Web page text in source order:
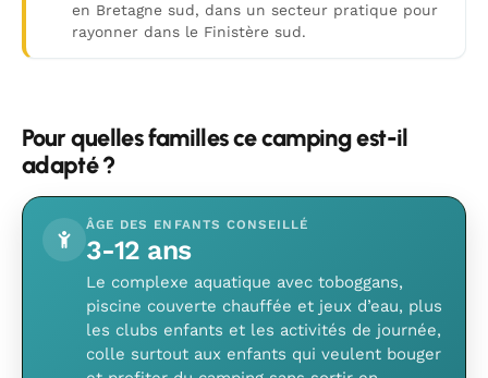
en Bretagne sud, dans un secteur pratique pour
rayonner dans le Finistère sud.
Pour quelles familles ce camping est-il
adapté ?
ÂGE DES ENFANTS CONSEILLÉ
3-12 ans
Le complexe aquatique avec toboggans,
piscine couverte chauffée et jeux d’eau, plus
les clubs enfants et les activités de journée,
colle surtout aux enfants qui veulent bouger